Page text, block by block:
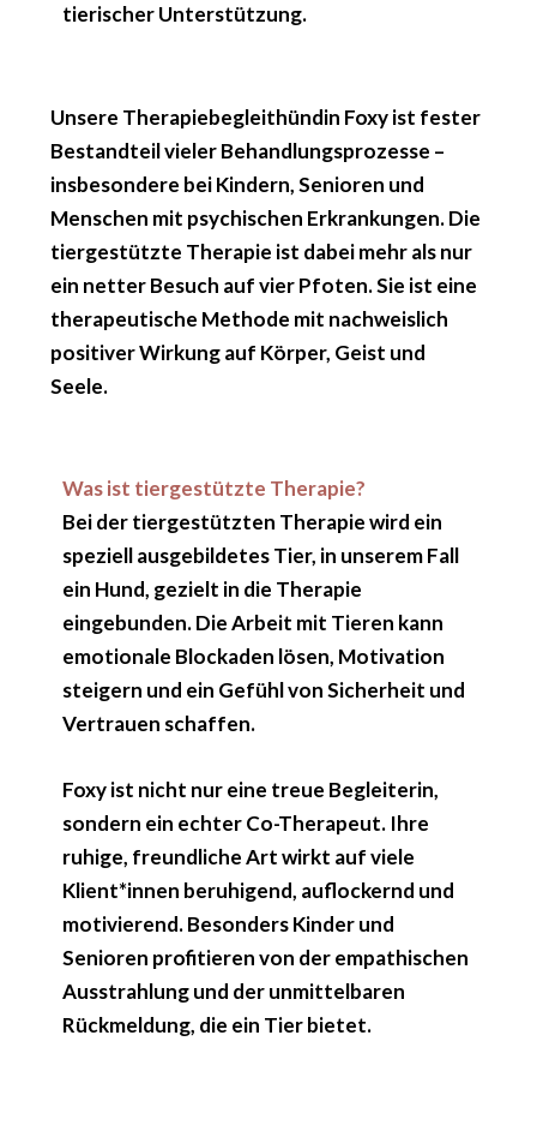
tierischer Unterstützung.
Unsere Therapiebegleithündin Foxyist fester
Bestandteil vieler Behandlungsprozesse –
insbesondere bei Kindern, Senioren und
Menschen mit psychischen Erkrankungen. Die
tiergestützte Therapie ist dabei mehr als nur
ein netter Besuch auf vier Pfoten. Sie ist eine
therapeutische Methode mit nachweislich
positiver Wirkung auf Körper, Geist und
Seele.
Was ist tiergestützte Therapie?
Bei dertiergestützten Therapiewird ein
speziell ausgebildetes Tier, in unserem Fall
ein Hund, gezielt in die Therapie
eingebunden. Die Arbeit mit Tieren kann
emotionale Blockaden lösen, Motivation
steigern und ein Gefühl von Sicherheit und
Vertrauen schaffen.
Foxy ist nicht nur eine treue Begleiterin,
sondern ein echter Co-Therapeut. Ihre
ruhige, freundliche Art wirkt auf viele
Klient*innen beruhigend, auflockernd und
motivierend. Besonders Kinder und
Senioren profitieren von der empathischen
Ausstrahlung und der unmittelbaren
Rückmeldung, die ein Tier bietet.